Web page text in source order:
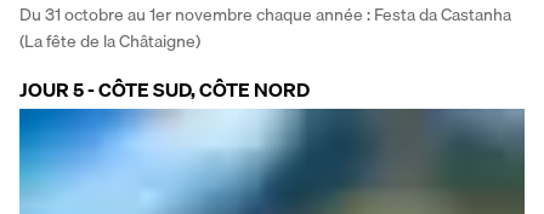
Du 31 octobre au 1er novembre chaque année : Festa da Castanha
(La fête de la Châtaigne)
JOUR 5 - CÔTE SUD, CÔTE NORD